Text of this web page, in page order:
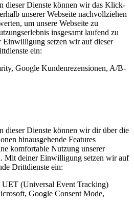
dieser Dienste können wir das Klick-
unserer Webseite nachvollziehen
um unsere Webseite zu
insgesamt laufend zu
Einwilligung setzen wir auf dieser
ein:
Google Kundenrezensionen, A/B-
dieser Dienste können wir dir über die
hinausgehende Features
komfortable Nutzung unserer
Mit deiner Einwilligung setzen wir auf
Drittdienste ein:
UET (Universal Event Tracking)
Google Consent Mode,